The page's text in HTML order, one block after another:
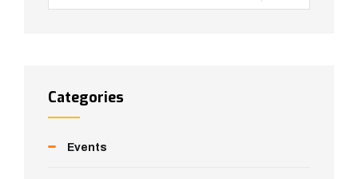
Categories
Events